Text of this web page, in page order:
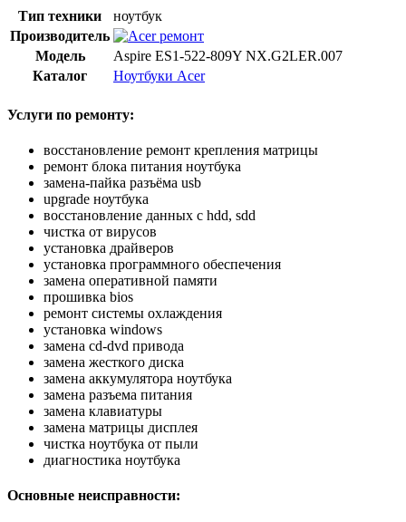
Тип техники
ноутбук
Производитель
Модель
Aspire ES1-522-809Y NX.G2LER.007
Каталог
Ноутбуки Acer
Услуги по ремонту:
восстановление ремонт крепления матрицы
ремонт блока питания ноутбука
замена-пайка разъёма usb
upgrade ноутбука
восстановление данных с hdd, sdd
чистка от вирусов
установка драйверов
установка программного обеспечения
замена оперативной памяти
прошивка bios
ремонт системы охлаждения
установка windows
замена cd-dvd привода
замена жесткого диска
замена аккумулятора ноутбука
замена разъема питания
замена клавиатуры
замена матрицы дисплея
чистка ноутбука от пыли
диагностика ноутбука
Основные неисправности: